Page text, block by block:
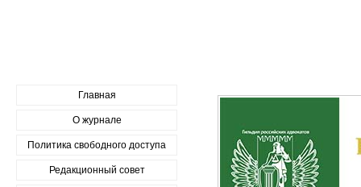
Главная
О журнале
Политика свободного доступа
Редакционный совет